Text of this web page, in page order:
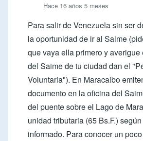
Hace 16 años 5 meses
Para salir de Venezuela sin ser
la oportunidad de ir al Saime
que vaya ella primero y
del Saime de tu ciudad dan el
Voluntaria"). En Maracaibo
documento en la oficina del
del puente sobre el Lago de
unidad tributaria (65 Bs.F.)
informado. Para conocer un